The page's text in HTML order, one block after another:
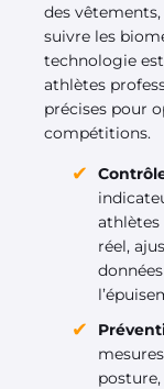
des
suivre les
technologie
athlètes
précises pour
compétitions.
réel,